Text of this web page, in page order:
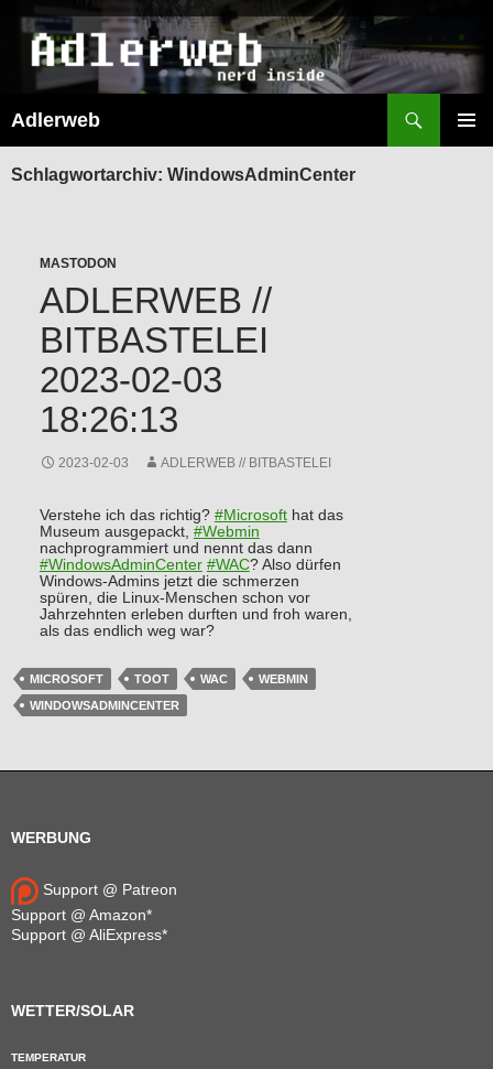
Adlerweb
SPRINGEN
Schlagwortarchiv: WindowsAdminCenter
MASTODON
ADLERWEB //
BITBASTELEI
2023-02-03
18:26:13
2023-02-03 ADLERWEB // BITBASTELEI
Verstehe ich das richtig? #Microsofthat das
Museum ausgepackt, #Webmin
nachprogrammiert und nennt das dann
#WindowsAdminCenter #WAC? Also dürfen
Windows-Admins jetzt die schmerzen
spüren, die Linux-Menschen schon vor
Jahrzehnten erleben durften und froh waren,
als das endlich weg war?
MICROSOFT TOOT WAC
WEBMIN
WINDOWSADMINCENTER
WERBUNG
Support @ Patreon
Support @ Amazon*
Support @ AliExpress*
WETTER/SOLAR
TEMPERATUR